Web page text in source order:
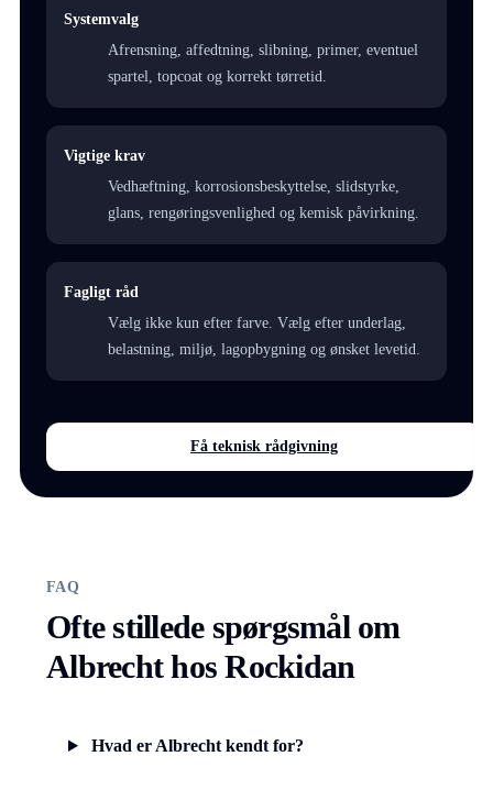
Systemvalg
Afrensning, affedtning, slibning, primer, eventuel
spartel, topcoat og korrekt tørretid.
Vigtige krav
Vedhæftning, korrosionsbeskyttelse, slidstyrke,
glans, rengøringsvenlighed og kemisk påvirkning.
Fagligt råd
Vælg ikke kun efter farve. Vælg efter underlag,
belastning, miljø, lagopbygning og ønsket levetid.
Få teknisk rådgivning
FAQ
Ofte stillede spørgsmål om
Albrecht hos Rockidan
Hvad er Albrecht kendt for?